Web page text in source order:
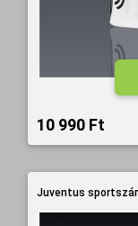
10 990 Ft‎
Juventus